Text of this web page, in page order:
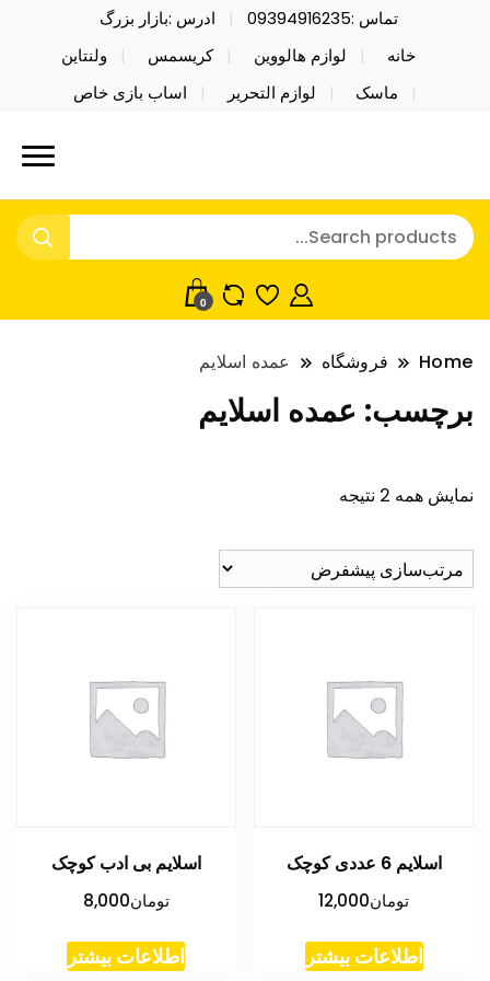
تماس :09394916235
ادرس :بازار بزرگ
خانه
لوازم هالووین کریسمس
ولنتاین
ماسک
لوازم التحریر اساب بازی خاص
نایکر توی فروش عمده لوازم هالووین
ولن تاین کادویی کریسمس اکسسوری
خرید محصولات خاص فیجت اسباب بازی تراول ماگ نایکر
توی فروش عمده لوازم هالووین ولن تاین کادویی
کریسمس اکسسوری ماسک در واردات مستقیم
0
Home فروشگاه عمده اسلایم
برچسب: عمده اسلایم
نمایش همه 2 نتیجه
اسلایم 6 عددی کوچک
تومان12,000
اطلاعات بیشتر
اسلایم بی ادب کوچک
تومان8,000
اطلاعات بیشتر